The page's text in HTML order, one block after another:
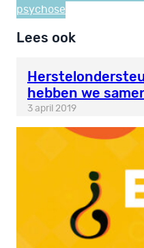
psychose
Lees ook
hebben we
3 april 2019